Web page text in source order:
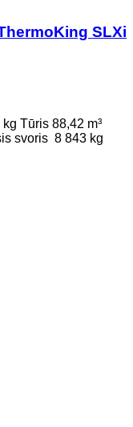
SLXi
kg Tūris 88,42 m³
svoris 8 843 kg